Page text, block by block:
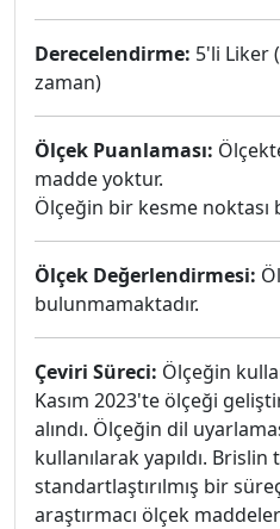
Derecelendirme: 5'li Liker
zaman)
Ölçek Puanlaması:
madde yoktur.
Ölçeğin bir kesme noktası
Ölçek Değerlendirmesi:
bulunmamaktadır.
Çeviri Süreci: Ölçeğin
Kasım 2023'te ölçeği
alındı. Ölçeğin dil
kullanılarak yapıldı.
standartlaştırılmış bir
araştırmacı ölçek